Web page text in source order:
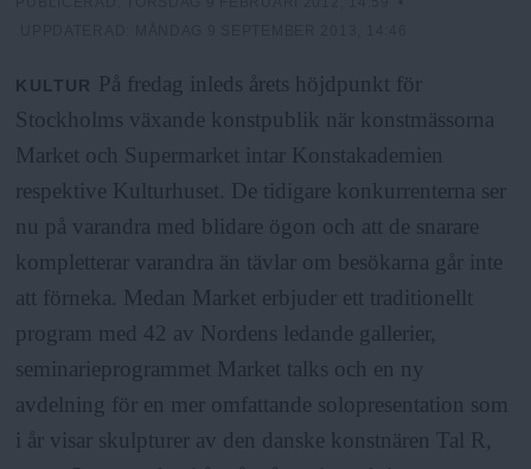
l
m
s
F
r
i
KULTUR
På fredag inleds årets höjdpunkt för
Stockholms växande konstpublik när konstmässorna
Market och Supermarket intar Konstakademien
respektive Kulturhuset. De tidigare konkurrenterna ser
nu på varandra med blidare ögon och att de snarare
kompletterar varandra än tävlar om besökarna går inte
att förneka. Medan Market erbjuder ett traditionellt
program med 42 av Nordens ledande gallerier,
seminarieprogrammet Market talks och en ny
avdelning för en mer omfattande solopresentation som
i år visar skulpturer av den danske konstnären Tal R,